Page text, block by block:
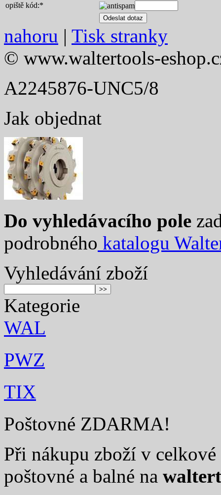
opiště kód:*
nahoru | Tisk stranky
© www.waltertools-
A2245876-UNC5/8
Jak objednat
Do vyhledávacího pole
podrobného katalogu
Vyhledávání zboží
Kategorie
WAL
PWZ
TIX
Poštovné ZDARMA!
Při nákupu zboží v
poštovné a balné na